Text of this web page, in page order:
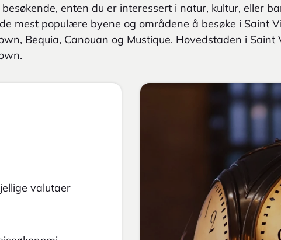
enten du er interessert i natur, kultur, eller
mest populære byene og områdene å besøke i Saint
Bequia, Canouan og Mustique. Hovedstaden i Saint
valutaer